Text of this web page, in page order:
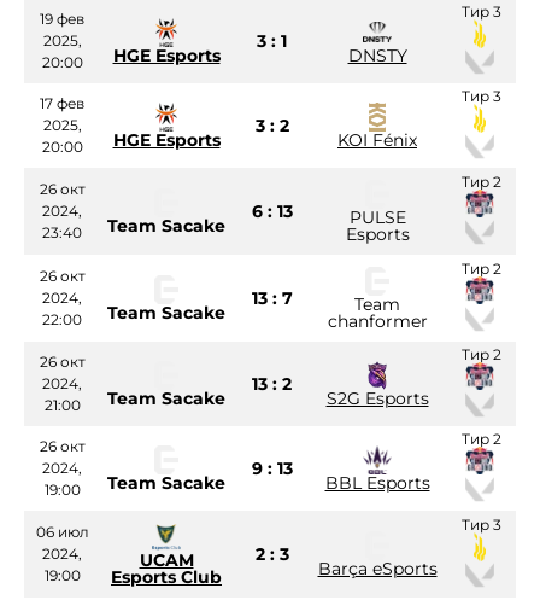
19 фев
2025,
20:00
HGE Esports
3 : 1
DNSTY
Тир 3
17 фев
2025,
20:00
HGE Esports
3 : 2
KOI Fénix
Тир 3
26 окт
2024,
23:40
Team Sacake
6 : 13 PULSE
Esports
Тир 2
26 окт
2024,
22:00
Team Sacake
13 : 7 Team
chanformer
Тир 2
26 окт
2024,
21:00
Team Sacake
13 : 2
S2G Esports
Тир 2
26 окт
2024,
19:00
Team Sacake
9 : 13
BBL Esports
Тир 2
06 июл
2024,
19:00
UCAM
Esports Club
2 : 3
Barça eSports
Тир 3